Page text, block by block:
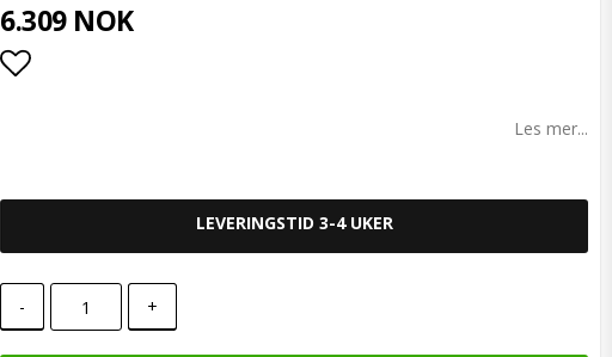
6.309 NOK
Les mer...
LEVERINGSTID 3-4 UKER
- +